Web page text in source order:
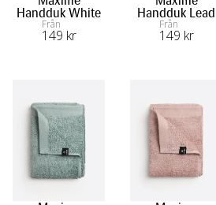
Handduk White
Från
149 kr
Handduk Lead
Från
149 kr